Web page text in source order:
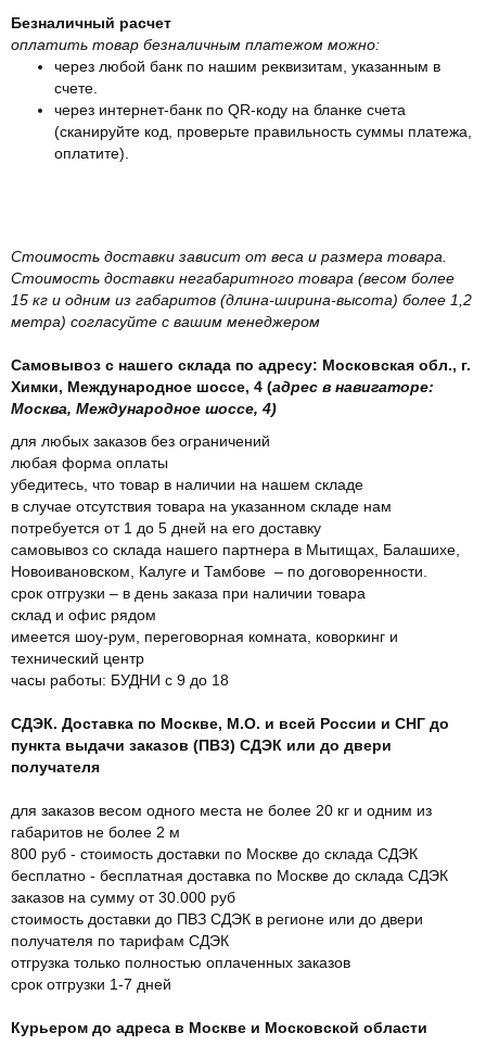
Безналичный расчет
оплатить товар безналичным платежом можно:
через любой банк по нашим реквизитам, указанным в
счете.
через интернет-банк по QR-коду на бланке счета
(сканируйте код, проверьте правильность суммы платежа,
оплатите).
Стоимость доставки зависит от веса и размера товара.
Стоимость доставки негабаритного товара (весом более
15 кг и одним из габаритов (длина-ширина-высота) более 1,2
метра) согласуйте с вашим менеджером
Самовывоз с нашего склада по адресу: Московская обл., г.
Химки, Международное шоссе, 4 (адрес в навигаторе:
Москва, Международное шоссе, 4)
для любых заказов без ограничений
любая форма оплаты
убедитесь, что товар в наличии на нашем складе
в случае отсутствия товара на указанном складе нам
потребуется от 1 до 5 дней на его доставку
самовывоз со склада нашего партнера в Мытищах, Балашихе,
Новоивановском, Калуге и Тамбове – по договоренности.
срок отгрузки – в день заказа при наличии товара
склад и офис рядом
имеется шоу-рум, переговорная комната, коворкинг и
технический центр
часы работы: БУДНИ с 9 до 18
СДЭК. Доставка по Москве, М.О. и всей России и СНГ до
пункта выдачи заказов (ПВЗ) СДЭК или до двери
получателя
для заказов весом одного места не более 20 кг и одним из
габаритов не более 2 м
800 руб - стоимость доставки по Москве до склада СДЭК
бесплатно - бесплатная доставка по Москве до склада СДЭК
заказов на сумму от 30.000 руб
стоимость доставки до ПВЗ СДЭК в регионе или до двери
получателя по тарифам СДЭК
отгрузка только полностью оплаченных заказов
срок отгрузки 1-7 дней
Курьером до адреса в Москве и Московской области